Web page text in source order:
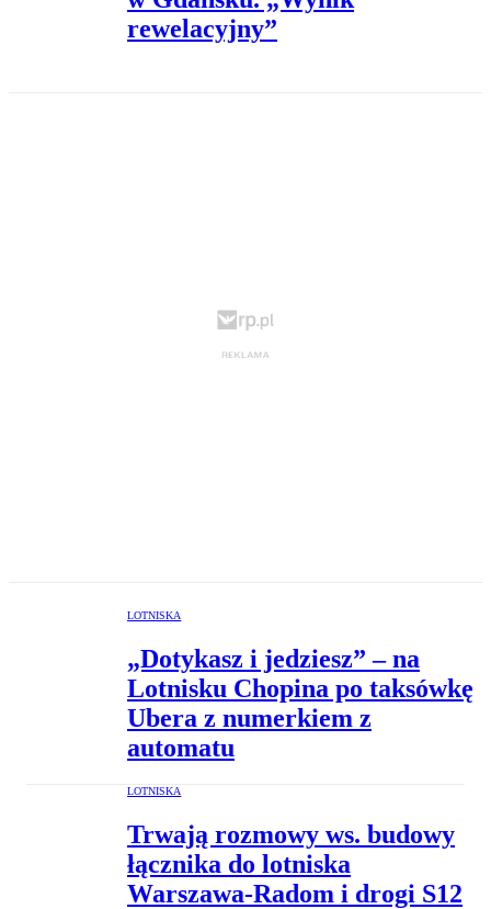
rewelacyjny”
LOTNISKA
„Dotykasz i jedziesz” – na
Lotnisku Chopina po taksówkę
Ubera z numerkiem z
automatu
LOTNISKA
Trwają rozmowy ws. budowy
łącznika do lotniska
Warszawa-Radom i drogi S12